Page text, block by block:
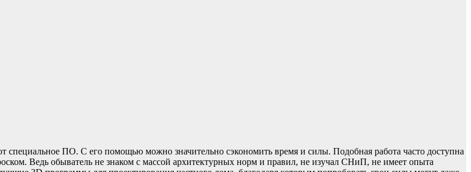
специальное ПО. С его помощью можно значительно сэкономить время и силы. Подобная работа часто доступна
Ведь обыватель не знаком с массой архитектурных норм и правил, не изучал СНиП, не имеет опыта